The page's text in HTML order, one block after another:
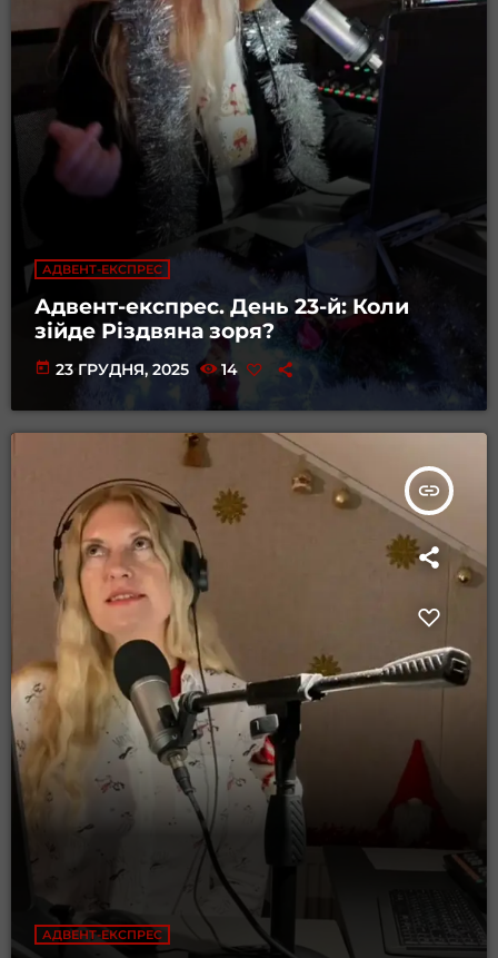
АДВЕНТ-ЕКСПРЕС
Адвент-експрес. День 23-й: Коли
зійде Різдвяна зоря?
today 23 ГРУДНЯ, 2025 14
insert_link
АДВЕНТ-ЕКСПРЕС